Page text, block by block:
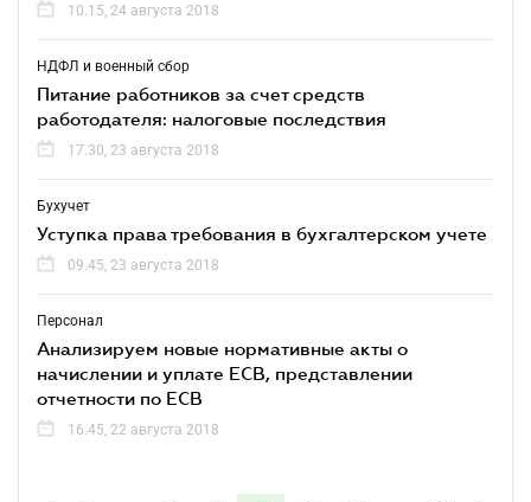
10.15, 24 августа 2018
НДФЛ и военный сбор
Питание работников за счет средств
работодателя: налоговые последствия
17.30, 23 августа 2018
Бухучет
Уступка права требования в бухгалтерском учете
09.45, 23 августа 2018
Персонал
Анализируем новые нормативные акты о
начислении и уплате ЕСВ, представлении
отчетности по ЕСВ
16.45, 22 августа 2018